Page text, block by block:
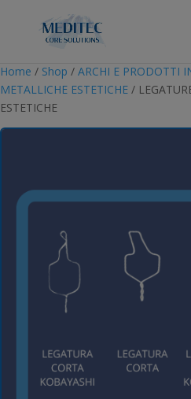
Home / Shop / ARCHI E PRODOTTI
METALLICHE ESTETICHE /
ESTETICHE